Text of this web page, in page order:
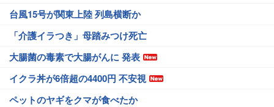
台風15号が関東上陸 列島横断か
「介護イラつき」母踏みつけ死亡
大腸菌の毒素で大腸がんに 発表
イクラ丼が6倍超の4400円 不安視
ペットのヤギをクマが食べたか